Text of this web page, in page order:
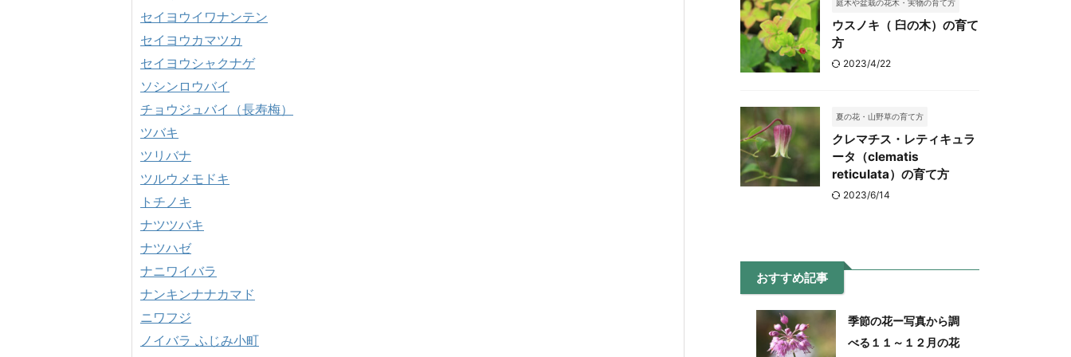
セイヨウイワナンテン
セイヨウカマツカ
セイヨウシャクナゲ
ソシンロウバイ
チョウジュバイ（長寿梅）
ツバキ
ツリバナ
ツルウメモドキ
トチノキ
ナツツバキ
ナツハゼ
ナニワイバラ
ナンキンナナカマド
ニワフジ
ノイバラ ふじみ小町
庭木や盆栽の花木・実物の育て方
ウスノキ（ 臼の木）の育て
方
2023/4/22
夏の花・山野草の育て方
クレマチス・レティキュラ
ータ（clematis
reticulata）の育て方
2023/6/14
おすすめ記事
季節の花ー写真から調
べる１１～１２月の花